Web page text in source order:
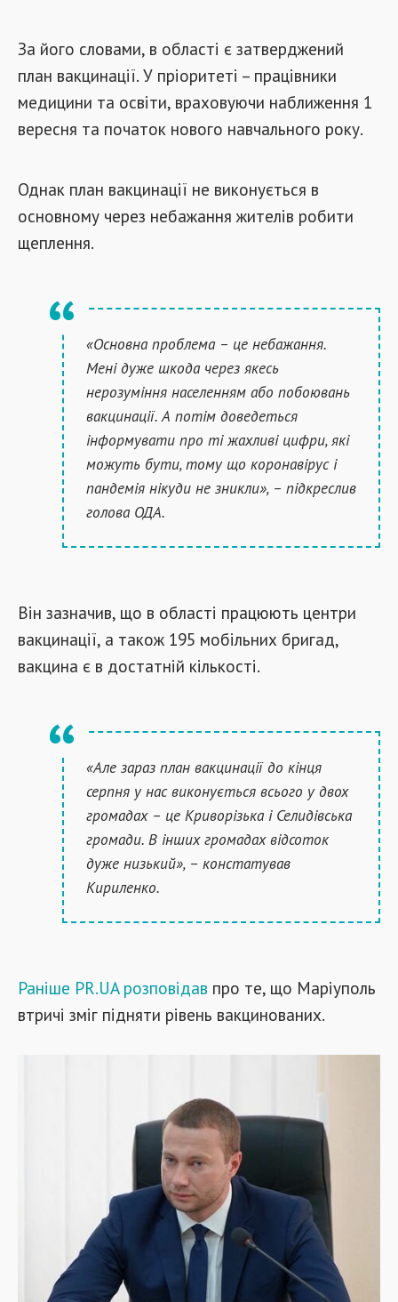
За його словами, в області є затверджений
план вакцинації. У пріоритеті – працівники
медицини та освіти, враховуючи наближення 1
вересня та початок нового навчального року.
Однак план вакцинації не виконується в
основному через небажання жителів робити
щеплення.
«Основна проблема – це небажання.
Мені дуже шкода через якесь
нерозуміння населенням або побоювань
вакцинації. А потім доведеться
інформувати про ті жахливі цифри, які
можуть бути, тому що коронавірус і
пандемія нікуди не зникли», – підкреслив
голова ОДА.
Він зазначив, що в області працюють центри
вакцинації, а також 195 мобільних бригад,
вакцина є в достатній кількості.
«Але зараз план вакцинації до кінця
серпня у нас виконується всього у двох
громадах – це Криворізька і Селидівська
громади. В інших громадах відсоток
дуже низький», – констатував
Кириленко.
Раніше PR.UA розповідав про те, що Маріуполь
втричі зміг підняти рівень вакцинованих.